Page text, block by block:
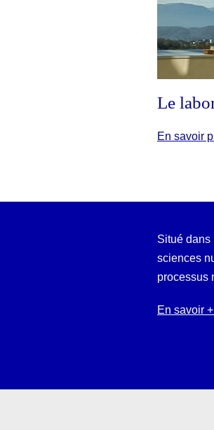
Le
En savoir
Situé dans
sciences
processus
En savoir